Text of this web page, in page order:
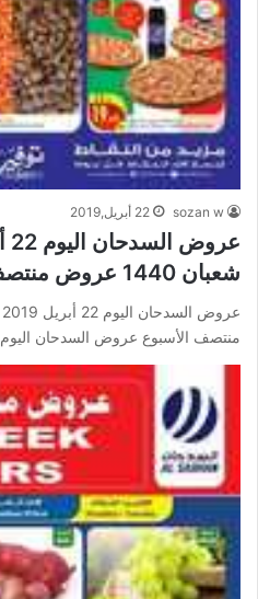
sozan w 22 أبريل,2019
شعبان 1440 عروض منتصف الأسبوع
منتصف الأسبوع عروض السدحان اليوم 22 أبريل 2019 الموافق…